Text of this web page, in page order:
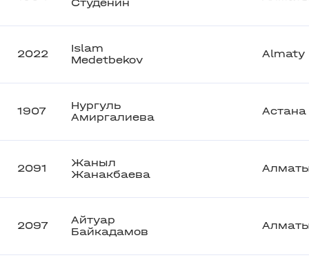
Студенин
2022
Islam
Medetbekov
Almaty
1907
Нургуль
Амиргалиева
Астана
2091
Жаныл
Жанакбаева
2097
Айтуар
Байкадамов